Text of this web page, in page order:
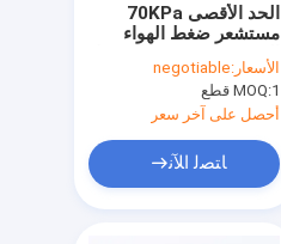
الحد الأقصى 70KPa
مستشعر ضغط الهواء
الصغير ، مستشعر الضغط
التفاضلي WNK hvac
الأسعار:negotiable
MOQ:1 قطع
أحصل على آخر سعر
ﺎﺘﺼﻟ ﺍﻶﻧ